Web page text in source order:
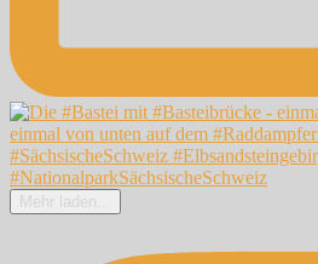
Mehr laden...